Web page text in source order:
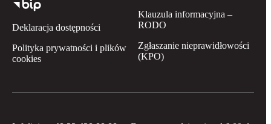
Deklaracja dostępności
Polityka prywatności i plików
cookies
Klauzula informacyjna –
RODO
Zgłaszanie nieprawidłowości
(KPO)